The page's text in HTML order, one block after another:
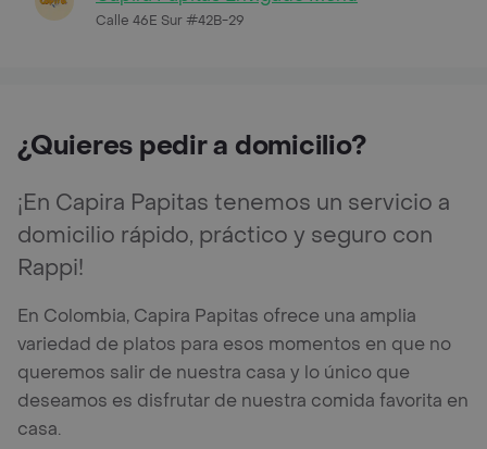
Calle 46E Sur #42B-29
¿Quieres pedir a domicilio?
¡En Capira Papitas tenemos un servicio a
domicilio rápido, práctico y seguro con
Rappi!
En Colombia, Capira Papitas ofrece una amplia
variedad de platos para esos momentos en que no
queremos salir de nuestra casa y lo único que
deseamos es disfrutar de nuestra comida favorita en
casa.